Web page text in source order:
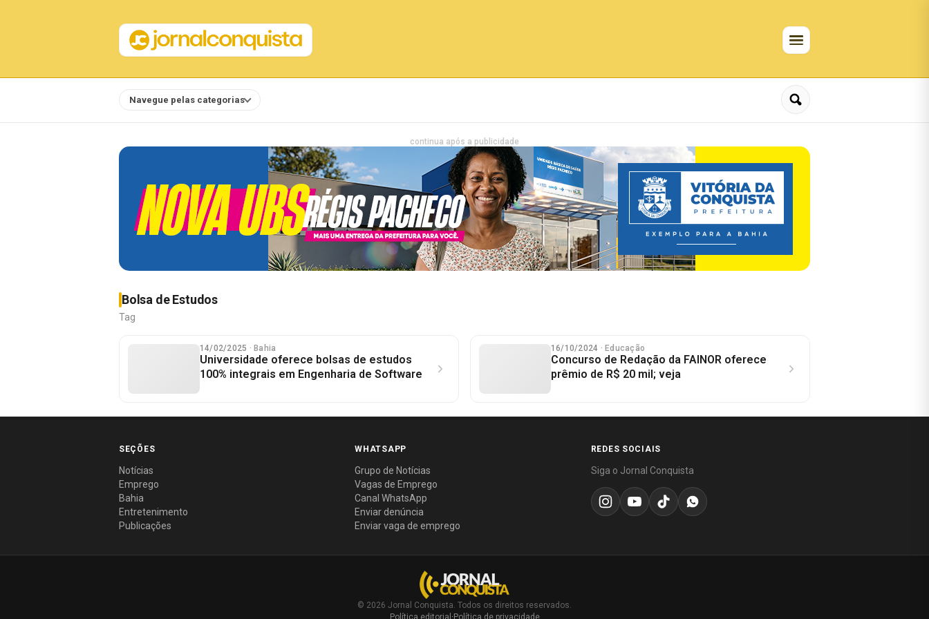
Navegue pelas categorias
continua após a publicidade
Bolsa de Estudos
Tag
14/02/2025 · Bahia
Universidade oferece bolsas de estudos
100% integrais em Engenharia de Software
16/10/2024 · Educação
Concurso de Redação da FAINOR oferece
prêmio de R$ 20 mil; veja
SEÇÕES
Notícias
Emprego
Bahia
Entretenimento
Publicações
WHATSAPP
Grupo de Notícias
Vagas de Emprego
Canal WhatsApp
Enviar denúncia
Enviar vaga de emprego
REDES SOCIAIS
Siga o Jornal Conquista
© 2026 Jornal Conquista. Todos os direitos reservados.
Política editorial · Política de privacidade